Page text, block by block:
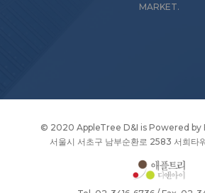
MARKET.
© 2020 AppleTree D&I is Powered by
서울시 서초구 남부순환로 2583 서희타